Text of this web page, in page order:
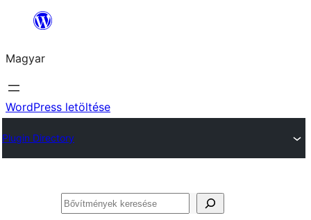
Ugrás
tartalomhoz
Magyar
WordPress letöltése
Plugin Directory
Keresés